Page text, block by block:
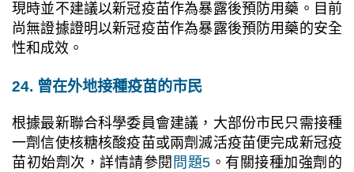
現時並不建議以新冠疫苗作為暴露後預防用藥。目前
尚無證據證明以新冠疫苗作為暴露後預防用藥的安全
性和成效。
24. 曾在外地接種疫苗的市民
根據最新聯合科學委員會建議，大部份市民只需接種
一劑信使核糖核酸疫苗或兩劑滅活疫苗便完成新冠疫
苗初始劑次，詳情請參閱 問題5 。 有關接種加強劑的